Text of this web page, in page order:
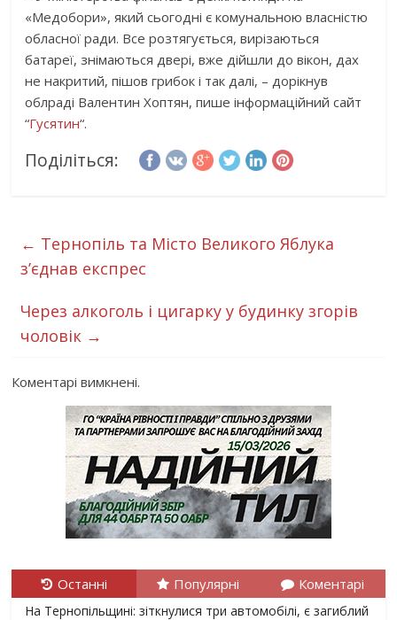
«Медобори», який сьогодні є комунальною власністю
обласної ради. Все розтягується, вирізаються
батареї, знімаються двері, вже дійшли до вікон, дах
не накритий, пішов грибок і так далі, – дорікнув
облраді Валентин Хоптян, пише інформаційний сайт
“Гусятин“.
Поділіться:
← Тернопіль та Місто Великого Яблука
з’єднав експрес
Через алкоголь і цигарку у будинку згорів
чоловік →
Коментарі вимкнені.
Останні Популярні Коментарі
На Тернопільщині: зіткнулися три автомобілі, є загиблий